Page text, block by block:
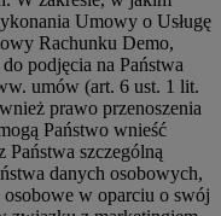
Umowy o Usługę
Rachunku Demo,
podjęcia na Państwa
umów (art. 6 ust. 1 lit.
prawo przenoszenia
Państwo wnieść
szczególną
danych osobowych,
osobowe w oparciu o swój